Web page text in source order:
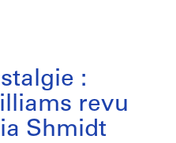
:
revu
Shmidt